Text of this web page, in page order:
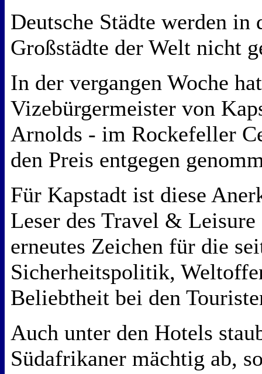
Deutsche Städte werden in
Großstädte der Welt nicht
In der vergangen Woche
Vizebürgermeister von
Arnolds - im Rockefeller
den Preis entgegen
Für Kapstadt ist diese
Leser des Travel &
erneutes Zeichen für die
Sicherheitspolitik,
Beliebtheit bei den
Auch unter den Hotels
Südafrikaner mächtig ab,